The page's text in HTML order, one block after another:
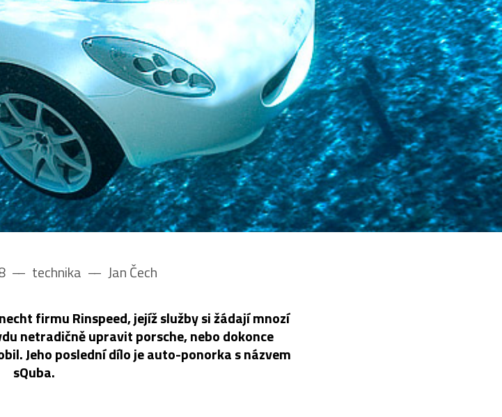
–– technika –– Jan Čech
firmu Rinspeed, jejíž služby si žádají mnozí
netradičně upravit porsche, nebo dokonce
Jeho poslední dílo je auto-ponorka s názvem
sQuba.